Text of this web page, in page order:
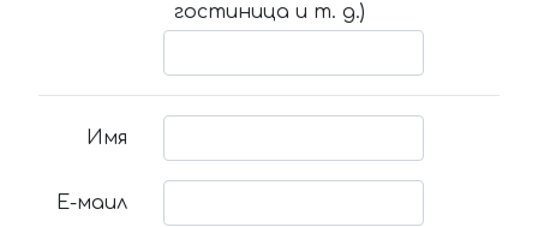
гостиница и т. д.)
Имя
Е-маил